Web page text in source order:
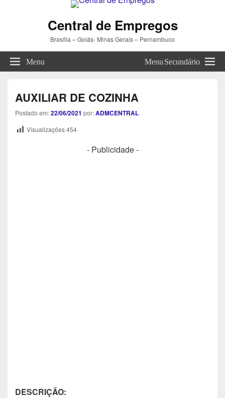
Central de Empregos
Brasília – Goiás- Minas Gerais – Pernambuco
Menu Menu Secundário
AUXILIAR DE COZINHA
Postado em:22/06/2021 por:ADMCENTRAL
Visualizações454
- Publicidade -
DESCRIÇÃO: